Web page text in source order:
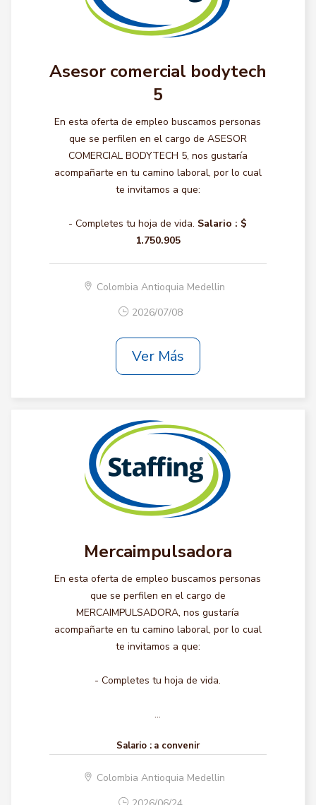
Asesor comercial bodytech
5
En esta oferta de empleo buscamos personas
que se perfilen en el cargo de ASESOR
COMERCIAL BODYTECH 5, nos gustaría
acompañarte en tu camino laboral, por lo cual
te invitamos a que:
- Completes tu hoja de vida. Salario : $
1.750.905
Colombia Antioquia Medellin
2026/07/08
Ver Más
Mercaimpulsadora
En esta oferta de empleo buscamos personas
que se perfilen en el cargo de
MERCAIMPULSADORA, nos gustaría
acompañarte en tu camino laboral, por lo cual
te invitamos a que:
- Completes tu hoja de vida.
...
Salario : a convenir
Colombia Antioquia Medellin